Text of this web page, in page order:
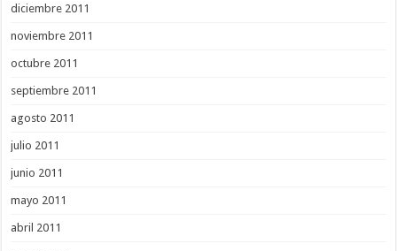
diciembre 2011
noviembre 2011
octubre 2011
septiembre 2011
agosto 2011
julio 2011
junio 2011
mayo 2011
abril 2011